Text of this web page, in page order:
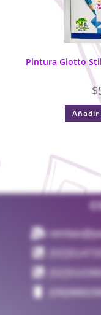
Pintura Giotto
$